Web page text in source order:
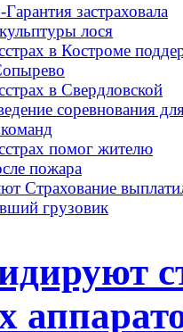
застраховала
лося
в Костроме
в Свердловской
соревнования
помог жителю
пожара
Страхование
грузовик